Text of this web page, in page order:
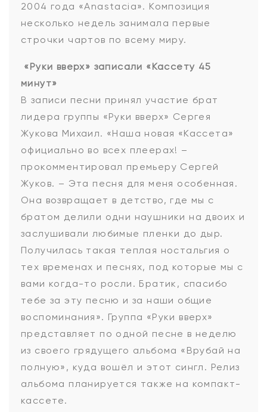
2004 года «Anastacia». Композиция
несколько недель занимала первые
строчки чартов по всему миру.
«Руки вверх» записали «Кассету 45
минут»
В записи песни принял участие брат
лидера группы «Руки вверх» Сергея
Жукова Михаил. «Наша новая «Кассета»
официально во всех плеерах! –
прокомментировал премьеру Сергей
Жуков. – Эта песня для меня особенная.
Она возвращает в детство, где мы с
братом делили одни наушники на двоих и
заслушивали любимые пленки до дыр.
Получилась такая теплая ностальгия о
тех временах и песнях, под которые мы с
вами когда-то росли. Братик, спасибо
тебе за эту песню и за наши общие
воспоминания». Группа «Руки вверх»
представляет по одной песне в неделю
из своего грядущего альбома «Врубай на
полную», куда вошёл и этот сингл. Релиз
альбома планируется также на компакт-
кассете.